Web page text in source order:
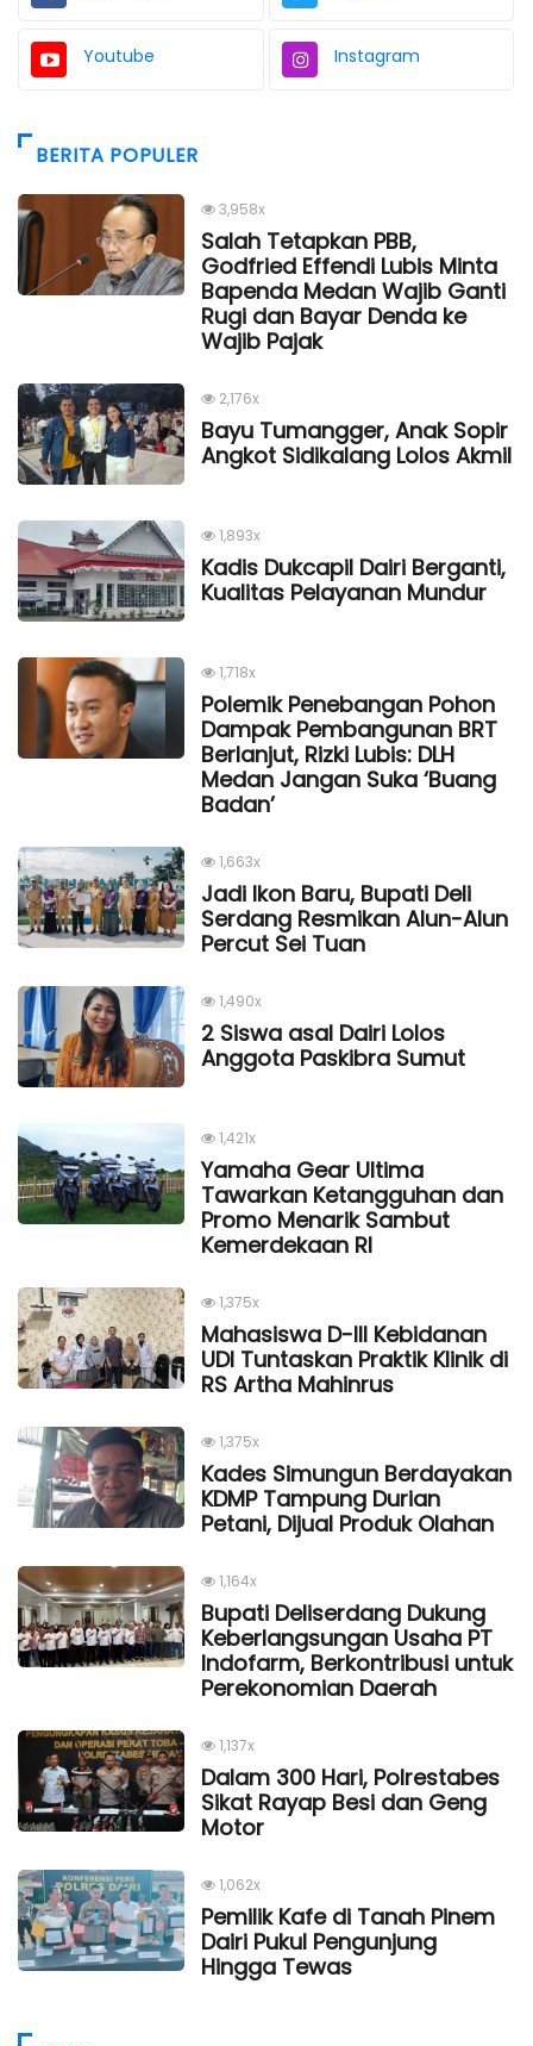
Youtube Instagram
BERITA POPULER
3,958x
Salah Tetapkan PBB,
Godfried Effendi Lubis Minta
Bapenda Medan Wajib Ganti
Rugi dan Bayar Denda ke
Wajib Pajak
2,176x
Bayu Tumangger, Anak Sopir
Angkot Sidikalang Lolos Akmil
1,893x
Kadis Dukcapil Dairi Berganti,
Kualitas Pelayanan Mundur
1,718x
Polemik Penebangan Pohon
Dampak Pembangunan BRT
Berlanjut, Rizki Lubis: DLH
Medan Jangan Suka ‘Buang
Badan’
1,663x
Jadi Ikon Baru, Bupati Deli
Serdang Resmikan Alun-Alun
Percut Sei Tuan
1,490x
2 Siswa asal Dairi Lolos
Anggota Paskibra Sumut
1,421x
Yamaha Gear Ultima
Tawarkan Ketangguhan dan
Promo Menarik Sambut
Kemerdekaan Rl
1,375x
Mahasiswa D-III Kebidanan
UDI Tuntaskan Praktik Klinik di
RS Artha Mahinrus
1,375x
Kades Simungun Berdayakan
KDMP Tampung Durian
Petani, Dijual Produk Olahan
1,164x
Bupati Deliserdang Dukung
Keberlangsungan Usaha PT
Indofarm, Berkontribusi untuk
Perekonomian Daerah
1,137x
Dalam 300 Hari, Polrestabes
Sikat Rayap Besi dan Geng
Motor
1,062x
Pemilik Kafe di Tanah Pinem
Dairi Pukul Pengunjung
Hingga Tewas